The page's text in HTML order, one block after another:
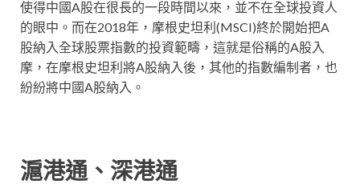
使得中國A股在很長的一段時間以來，並不在全球投資人
的眼中。而在2018年，摩根史坦利(MSCI)終於開始把A
股納入全球股票指數的投資範疇，這就是俗稱的A股入
摩，在摩根史坦利將A股納入後，其他的指數編制者，也
紛紛將中國A股納入。
滬港通、深港通